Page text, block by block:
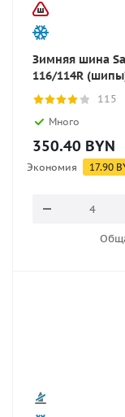
Зимняя шина
116/114R
115
Много
350.40 BYN
Экономия 17.90